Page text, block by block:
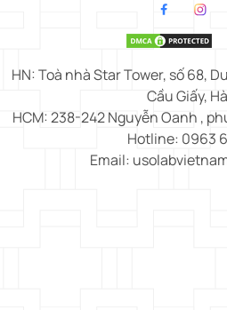
HN: Toà nhà Star Tower, số 68,
Cầu Giấy,
HCM: 238-242 Nguyễn Oanh ,
Hotline: 0963
Email: